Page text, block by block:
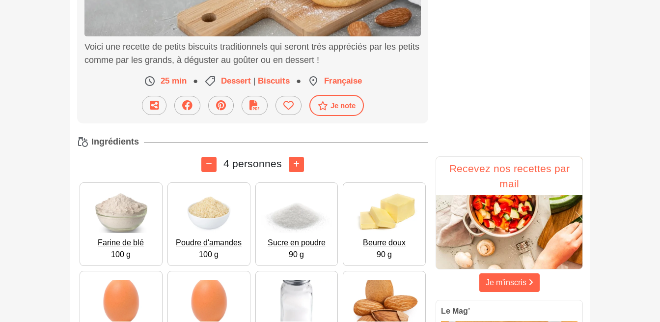
Voici une recette de petits biscuits traditionnels qui seront très appréciés par les petits
comme par les grands, à déguster au goûter ou en dessert !
25 min ● Dessert | Biscuits ● Française
Je note
Ingrédients
4 personnes
Farine de blé
100 g
Poudre d'amandes
100 g
Sucre en poudre
90 g
Beurre doux
90 g
Recevez nos recettes par
mail
Je m'inscris
Le Mag’